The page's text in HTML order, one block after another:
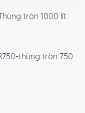
tròn 1000 lít
thùng tròn 750